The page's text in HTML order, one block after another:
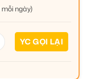
mỗi ngày)